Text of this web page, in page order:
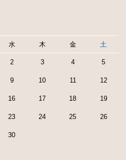
水 木 金 土
2 3 4 5
9 10 11 12
16 17 18 19
23 24 25 26
30